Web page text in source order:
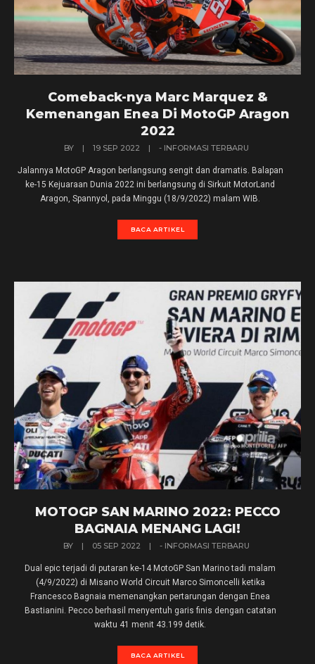
Comeback-nya Marc Marquez &
Kemenangan Enea Di MotoGP Aragon
2022
BY | 19 SEP 2022 | - INFORMASI TERBARU
Jalannya MotoGP Aragon berlangsung sengit dan dramatis. Balapan
ke-15 Kejuaraan Dunia 2022 ini berlangsung di Sirkuit MotorLand
Aragon, Spannyol, pada Minggu (18/9/2022) malam WIB.
BACA ARTIKEL
MOTOGP SAN MARINO 2022: PECCO
BAGNAIA MENANG LAGI!
BY | 05 SEP 2022 | - INFORMASI TERBARU
Dual epic terjadi di putaran ke-14 MotoGP San Marino tadi malam
(4/9/2022) di Misano World Circuit Marco Simoncelli ketika
Francesco Bagnaia memenangkan pertarungan dengan Enea
Bastianini. Pecco berhasil menyentuh garis finis dengan catatan
waktu 41 menit 43.199 detik.
BACA ARTIKEL